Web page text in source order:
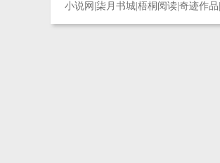
小说网 柒月书城 梧桐阅读 奇迹作品